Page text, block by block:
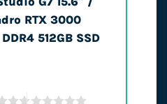
RTX 3000
512GB SSD